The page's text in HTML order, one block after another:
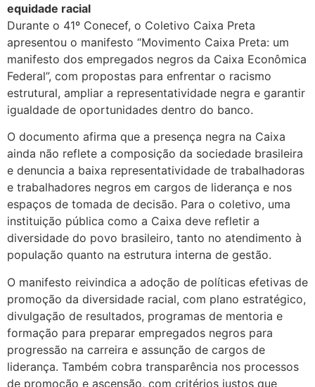
equidade racial
Durante o 41º Conecef, o Coletivo Caixa Preta
apresentou o manifesto “Movimento Caixa Preta: um
manifesto dos empregados negros da Caixa Econômica
Federal”, com propostas para enfrentar o racismo
estrutural, ampliar a representatividade negra e garantir
igualdade de oportunidades dentro do banco.
O documento afirma que a presença negra na Caixa
ainda não reflete a composição da sociedade brasileira
e denuncia a baixa representatividade de trabalhadoras
e trabalhadores negros em cargos de liderança e nos
espaços de tomada de decisão. Para o coletivo, uma
instituição pública como a Caixa deve refletir a
diversidade do povo brasileiro, tanto no atendimento à
população quanto na estrutura interna de gestão.
O manifesto reivindica a adoção de políticas efetivas de
promoção da diversidade racial, com plano estratégico,
divulgação de resultados, programas de mentoria e
formação para preparar empregados negros para
progressão na carreira e assunção de cargos de
liderança. Também cobra transparência nos processos
de promoção e ascensão, com critérios justos que